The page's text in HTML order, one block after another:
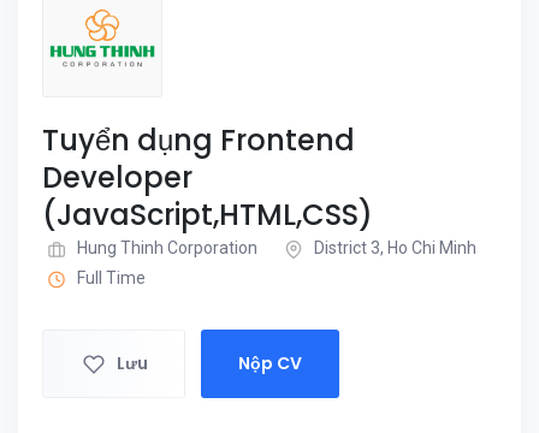
Tuyển dụng Frontend
Developer
(JavaScript,HTML,CSS)
Hung Thinh Corporation
District 3, Ho Chi Minh
Full Time
Lưu Nộp CV